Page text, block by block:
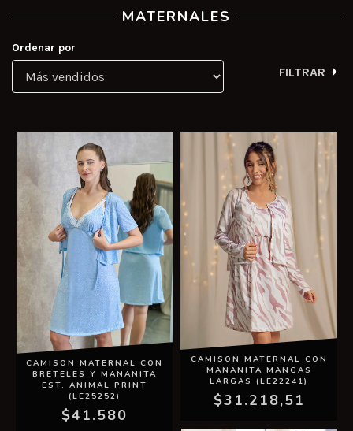
MATERNALES
Ordenar por
FILTRAR
CAMISON MATERNAL CON
BRETELES Y MAÑANITA
EST. ANIMAL PRINT
(LE25252)
$41.580
CAMISON MATERNAL CON
MAÑANITA MANGAS
LARGAS (LE22241)
$31.218,51